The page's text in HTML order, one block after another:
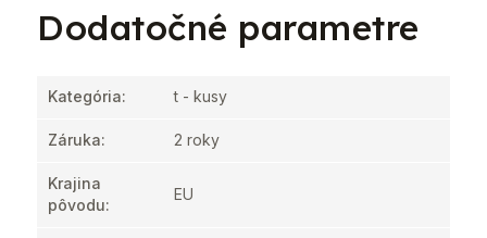
Dodatočné parametre
Kategória: t - kusy
Záruka: 2 roky
Krajina
pôvodu:
EU